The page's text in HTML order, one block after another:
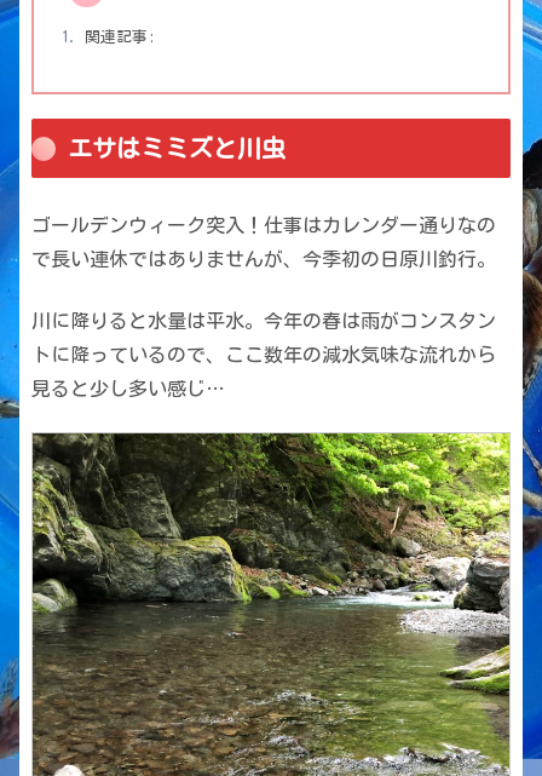
関連記事:
エサはミミズと川虫
ゴールデンウィーク突入！仕事はカレンダー通りなの
で長い連休ではありませんが、今季初の日原川釣行。
川に降りると水量は平水。今年の春は雨がコンスタン
トに降っているので、ここ数年の減水気味な流れから
見ると少し多い感じ…